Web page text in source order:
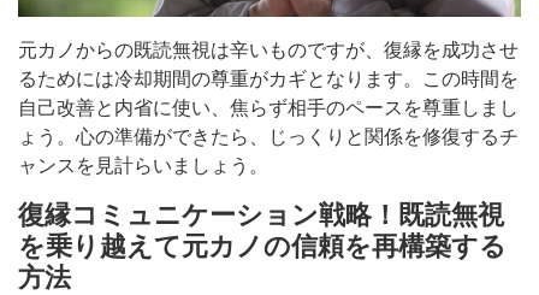
元カノからの既読無視は辛いものですが、復縁を成功させ
るためには冷却期間の尊重がカギとなります。この時間を
自己改善と内省に使い、焦らず相手のペースを尊重しまし
ょう。心の準備ができたら、じっくりと関係を修復するチ
ャンスを見計らいましょう。
復縁コミュニケーション戦略！既読無視
を乗り越えて元カノの信頼を再構築する
方法